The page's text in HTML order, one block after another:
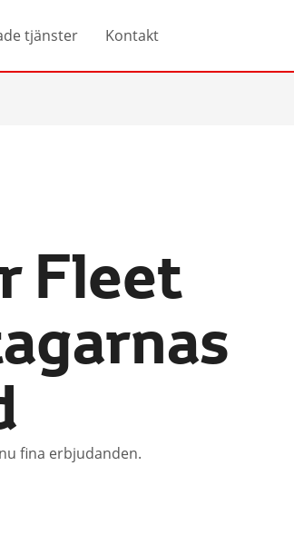
tjänster Kontakt
Fleet
fina erbjudanden.